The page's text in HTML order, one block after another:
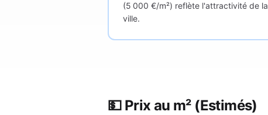
(5 000 €/m²) reflète l'attractivité de la
ville.
💵 Prix au m² (Estimés)